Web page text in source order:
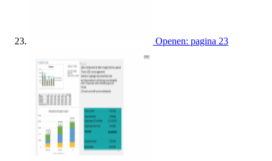
Openen: pagina 23